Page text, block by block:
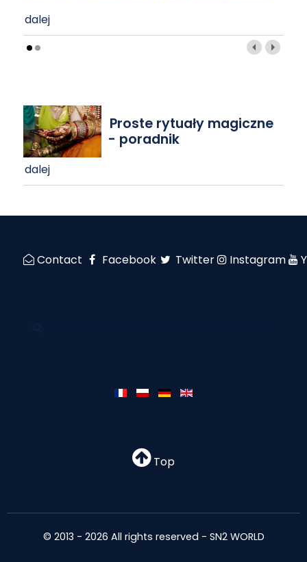
dalej
Proste rytuały magiczne
- poradnik
dalej
Contact Facebook Twitter Instagram
Top
© 2013 - 2026 All rights reserved - SN2 WORLD